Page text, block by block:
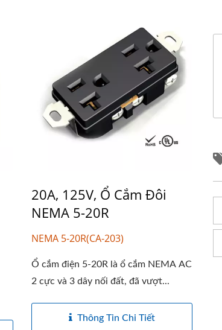
20A, 125V, Ổ Cắm Đôi
NEMA 5-20R
NEMA 5-20R(CA-203)
Ổ cắm điện 5-20R là ổ cắm NEMA AC
2 cực và 3 dây nối đất, đã vượt...
Thông Tin Chi Tiết